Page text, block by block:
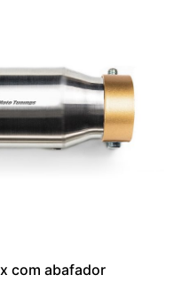
com abafador